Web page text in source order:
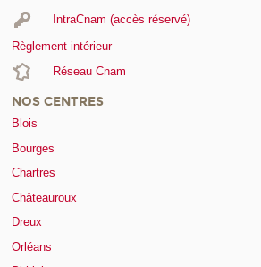
IntraCnam (accès réservé)
Règlement intérieur
Réseau Cnam
NOS CENTRES
Blois
Bourges
Chartres
Châteauroux
Dreux
Orléans